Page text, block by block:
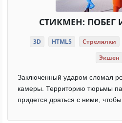
СТИКМЕН:
3D HTML5 Стрелялки
Экшен
Заключенный ударом сломал
камеры. Территорию тюрьмы
придется драться с ними, чтобы